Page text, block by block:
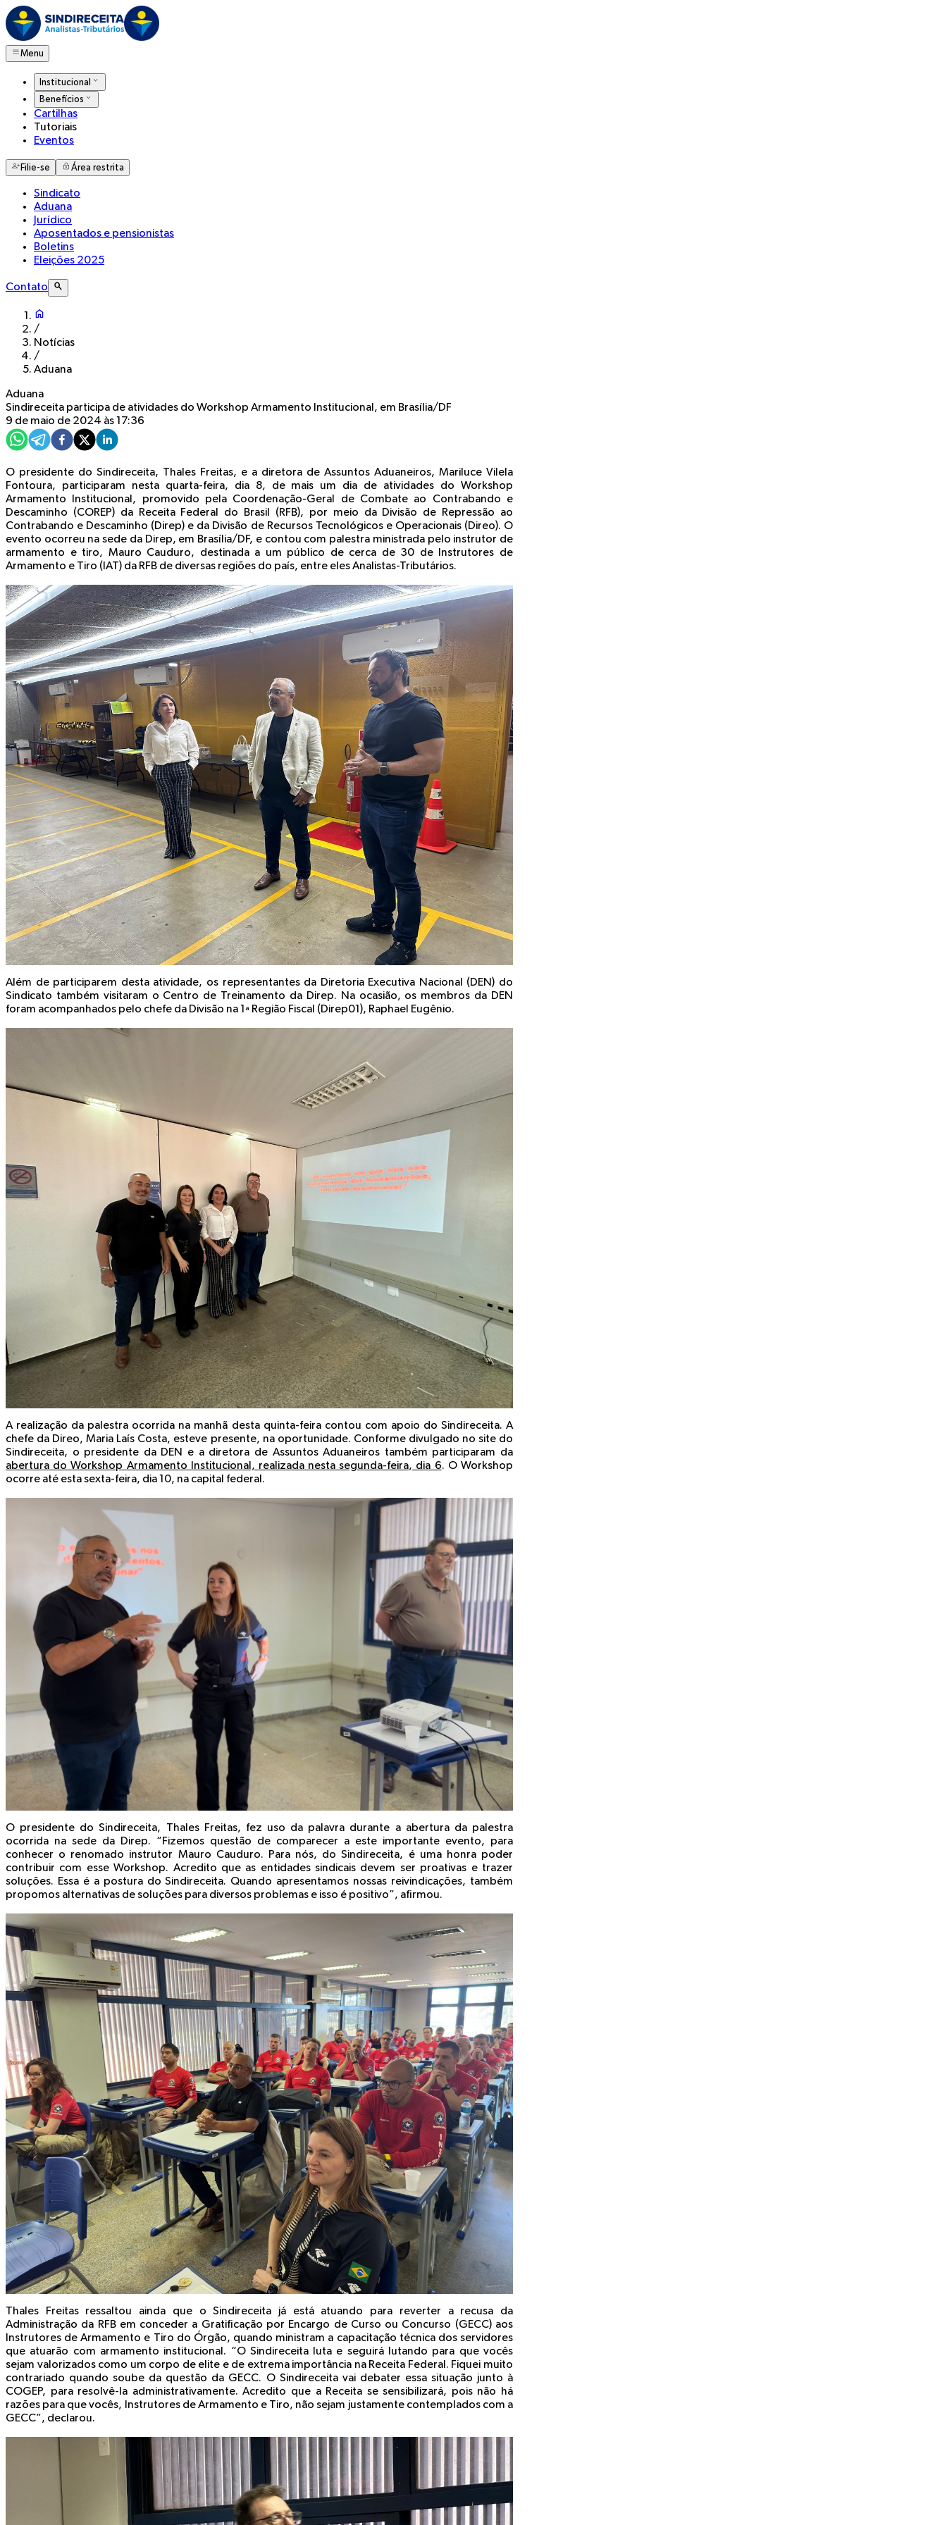
Menu
Institucional
Benefícios
Cartilhas
Tutoriais
Eventos
Filie-se Área restrita
Sindicato
Aduana
Jurídico
Aposentados e pensionistas
Boletins
Eleições 2025
Contato
/
Notícias
/
Aduana
Aduana
Sindireceita participa de atividades do Workshop Armamento Institucional, em Brasília/DF
9 de maio de 2024 às 17:36
O presidente do Sindireceita, Thales Freitas, e a diretora de Assuntos Aduaneiros, Mariluce Vilela
Fontoura, participaram nesta quarta-feira, dia 8, de mais um dia de atividades do Workshop
Armamento Institucional, promovido pela Coordenação-Geral de Combate ao Contrabando e
Descaminho (COREP) da Receita Federal do Brasil (RFB), por meio da Divisão de Repressão ao
Contrabando e Descaminho (Direp) e da Divisão de Recursos Tecnológicos e Operacionais (Direo). O
evento ocorreu na sede da Direp, em Brasília/DF, e contou com palestra ministrada pelo instrutor de
armamento e tiro, Mauro Cauduro, destinada a um público de cerca de 30 de Instrutores de
Armamento e Tiro (IAT) da RFB de diversas regiões do país, entre eles Analistas-Tributários.
Além de participarem desta atividade, os representantes da Diretoria Executiva Nacional (DEN) do
Sindicato também visitaram o Centro de Treinamento da Direp. Na ocasião, os membros da DEN
foram acompanhados pelo chefe da Divisão na 1ª Região Fiscal (Direp01), Raphael Eugênio.
A realização da palestra ocorrida na manhã desta quinta-feira contou com apoio do Sindireceita. A
chefe da Direo, Maria Laís Costa, esteve presente, na oportunidade. Conforme divulgado no site do
Sindireceita, o presidente da DEN e a diretora de Assuntos Aduaneiros também participaram da
abertura do Workshop Armamento Institucional, realizada nesta segunda-feira, dia 6. O Workshop
ocorre até esta sexta-feira, dia 10, na capital federal.
O presidente do Sindireceita, Thales Freitas, fez uso da palavra durante a abertura da palestra
ocorrida na sede da Direp. “Fizemos questão de comparecer a este importante evento, para
conhecer o renomado instrutor Mauro Cauduro. Para nós, do Sindireceita, é uma honra poder
contribuir com esse Workshop. Acredito que as entidades sindicais devem ser proativas e trazer
soluções. Essa é a postura do Sindireceita. Quando apresentamos nossas reivindicações, também
propomos alternativas de soluções para diversos problemas e isso é positivo”, afirmou.
Thales Freitas ressaltou ainda que o Sindireceita já está atuando para reverter a recusa da
Administração da RFB em conceder a Gratificação por Encargo de Curso ou Concurso (GECC) aos
Instrutores de Armamento e Tiro do Órgão, quando ministram a capacitação técnica dos servidores
que atuarão com armamento institucional. “O Sindireceita luta e seguirá lutando para que vocês
sejam valorizados como um corpo de elite e de extrema importância na Receita Federal. Fiquei muito
contrariado quando soube da questão da GECC. O Sindireceita vai debater essa situação junto à
COGEP, para resolvê-la administrativamente. Acredito que a Receita se sensibilizará, pois não há
razões para que vocês, Instrutores de Armamento e Tiro, não sejam justamente contemplados com a
GECC”, declarou.